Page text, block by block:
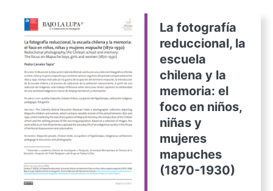
La fotografía
reduccional, la
escuela
chilena y la
memoria: el
foco en niños,
niñas y
mujeres
mapuches
(1870-1930)